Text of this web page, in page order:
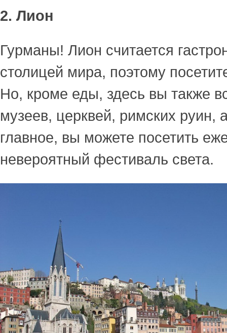
2. Лион
Гурманы! Лион считается
столицей мира, поэтому
Но, кроме еды, здесь вы также
музеев, церквей, римских руин,
главное, вы можете посетить
невероятный фестиваль света.